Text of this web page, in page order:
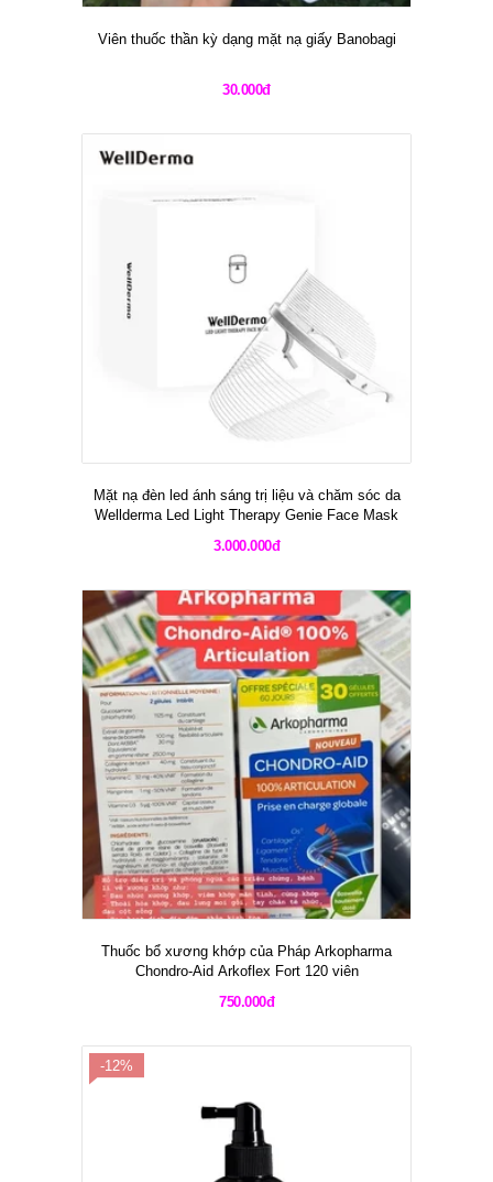
Viên thuốc thần kỳ dạng mặt nạ giấy Banobagi
30.000đ
Mặt nạ đèn led ánh sáng trị liệu và chăm sóc da
Wellderma Led Light Therapy Genie Face Mask
3.000.000đ
Thuốc bổ xương khớp của Pháp Arkopharma
Chondro-Aid Arkoflex Fort 120 viên
750.000đ
-12%